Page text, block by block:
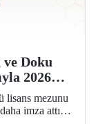
Doku
2026
mezunu
imza attı.